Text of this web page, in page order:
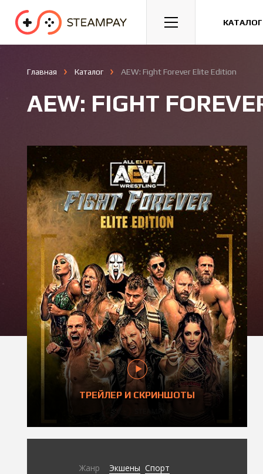
Спорт Гонки Казуальные
Главная Каталог AEW: Fight Forever Elite Edition
AEW: FIGHT
ТРЕЙЛЕР И СКРИНШОТЫ
Жанр Экшены Спорт